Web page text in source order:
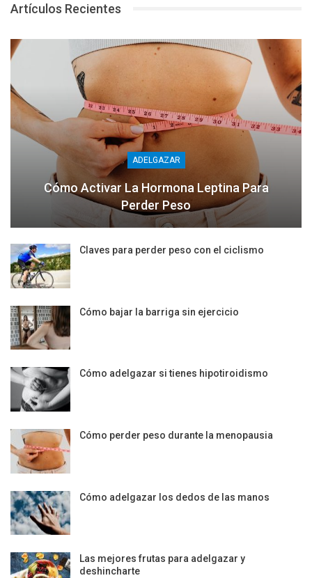
Artículos Recientes
ADELGAZAR
Cómo Activar La Hormona Leptina Para
Perder Peso
Claves para perder peso con el ciclismo
Cómo bajar la barriga sin ejercicio
Cómo adelgazar si tienes hipotiroidismo
Cómo perder peso durante la menopausia
Cómo adelgazar los dedos de las manos
Las mejores frutas para adelgazar y
deshincharte